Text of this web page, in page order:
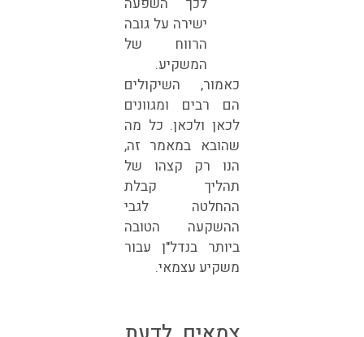
ישירה על גובה
הרווח של
המשקיע.
כאמור, השיקולים
הם רבים ומגוונים
לכאן ולכאן. כל מה
שהובא במאמר זה,
הנו רק קצהו של
תהליך קבלת
ההחלטה לגבי
ההשקעה הטובה
ביותר בנדל"ן עבור
משקיע עצמאי.